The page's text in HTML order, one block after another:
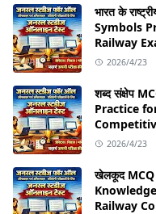
भारत के
Symbols
Railway
2026/4/23
शब्द संक्षेप
Practice
2026/4/23
खेलकूद
Railway